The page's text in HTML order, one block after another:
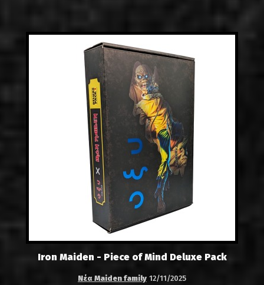
Iron Maiden - Piece of Mind Deluxe Pack
Νέα Maiden family 12/11/2025